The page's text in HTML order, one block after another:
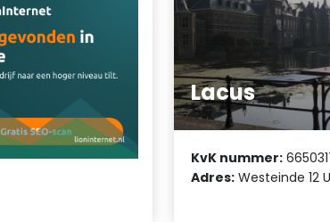
Lacus
KvK nummer:
Adres: Westeinde 12